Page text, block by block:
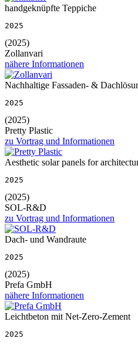
handgeknüpfte Teppiche
2025
(2025)
Zollanvari
nähere Informationen
Nachhaltige Fassaden- &
2025
(2025)
Pretty Plastic
zu Vortrag und Informationen
Aesthetic solar panels for
2025
(2025)
SOL-R&D
zu Vortrag und Informationen
Dach- und Wandraute
2025
(2025)
Prefa GmbH
nähere Informationen
Leichtbeton mit Net-Zero-Zement
2025